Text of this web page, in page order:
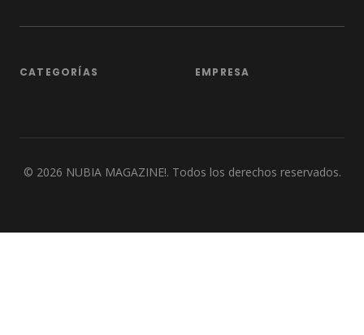
CATEGORÍAS EMPRESA
© 2026 NUBIA MAGAZINE!. Todos los derechos reservados.